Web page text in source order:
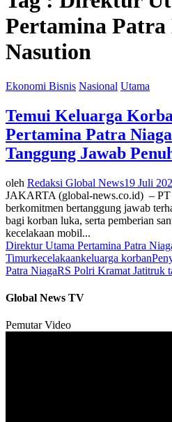
Pertamina
Nasution
Ekonomi Bisnis Nasional Utama
Temui Keluarga
Pertamina Patra
Tanggung Jawab
oleh Redaksi Global News19 Juli
JAKARTA (global-news.co.id) – PT
berkomitmen bertanggung jawab
bagi korban luka, serta pemberian
kecelakaan mobil...
Direktur Utama Pertamina Patra
Timurkecelakaankeluarga korban
Patra NiagaRS Polri Kramat Jatitruk
Global News TV
Pemutar Video